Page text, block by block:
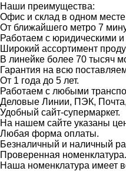
Наши преимущества:
Офис и склад в одном
От ближайшего метро 7
Работаем с юридическими
Широкий ассортимент
В линейке более 70 тысяч
Гарантия на всю
От 1 года до 5 лет.
Работаем с любыми
Деловые Линии, ПЭК, Почта,
Удобный сайт-супермаркет.
На нашем сайте указаны
Любая форма оплаты.
Безналичный и наличный
Проверенная номенклатура.
Наша номенклатура имеет